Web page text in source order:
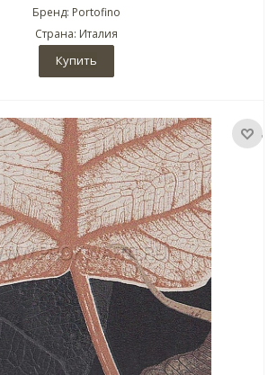
Бренд: Portofino
Страна: Италия
Купить